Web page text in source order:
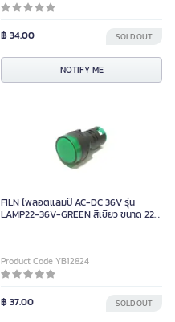
฿ 34.00 SOLD OUT
NOTIFY ME
FILN ไพลอตแลมป์ AC-DC 36V รุ่น
LAMP22-36V-GREEN สีเขียว ขนาด 22
Product Code YB12824
฿ 37.00 SOLD OUT